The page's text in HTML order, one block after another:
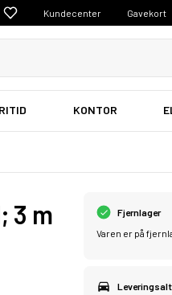
Kundecenter Gavekort
KONTOR
3 m
Fjernlager
Varen er på